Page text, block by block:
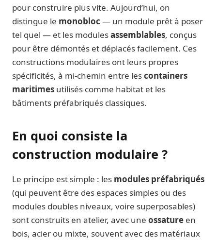
pour construire plus vite. Aujourd’hui, on
distingue le monobloc — un module prêt à poser
tel quel — et les modulesassemblables, conçus
pour être démontés et déplacés facilement. Ces
constructions modulaires ont leurs propres
spécificités, à mi-chemin entre lescontainers
maritimes utilisés comme habitat et les
bâtiments préfabriqués classiques.
En quoi consiste la
construction modulaire ?
Le principe est simple : les modules préfabriqués
(qui peuvent être des espaces simples ou des
modules doubles niveaux, voire superposables)
sont construits en atelier, avec une ossature en
bois, acier ou mixte, souvent avec des matériaux